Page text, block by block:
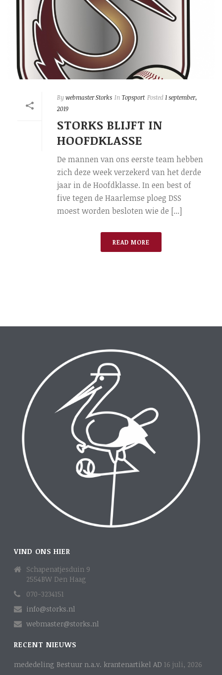
Bywebmaster Storks In Topsport Posted 1 september,
2019
STORKS BLIJFT IN
HOOFDKLASSE
De mannen van ons eerste team hebben
zich deze week verzekerd van het derde
jaar in de Hoofdklasse. In een best of
five tegen de Haarlemse ploeg DSS
moest worden besloten wie de [...]
READ MORE
VIND ONS HIER
Schapenatjesduin 9
2554BW Den Haag
070-3234151
info@storks.nl
webmaster@storks.nl
RECENT NIEUWS
mededeling Bestuur n.a.v. krantenartikel AD 16 juli, 2026